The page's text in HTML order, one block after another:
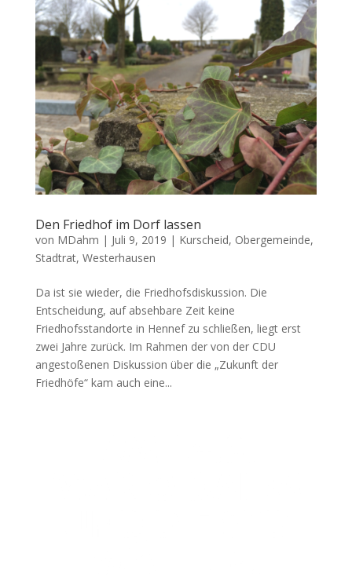
Den Friedhof im Dorf lassen
von MDahm | Juli 9, 2019 | Kurscheid, Obergemeinde,
Stadtrat, Westerhausen
Da ist sie wieder, die Friedhofsdiskussion. Die
Entscheidung, auf absehbare Zeit keine
Friedhofsstandorte in Hennef zu schließen, liegt erst
zwei Jahre zurück. Im Rahmen der von der CDU
angestoßenen Diskussion über die „Zukunft der
Friedhöfe“ kam auch eine...